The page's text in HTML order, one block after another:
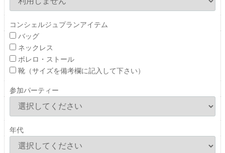
コンシェルジュプランアイテム
バッグ
ネックレス
ボレロ・ストール
靴（サイズを備考欄に記入して下さい）
参加パーティー
年代